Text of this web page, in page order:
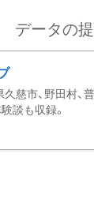
データの
慈市、野田村
談も収録。